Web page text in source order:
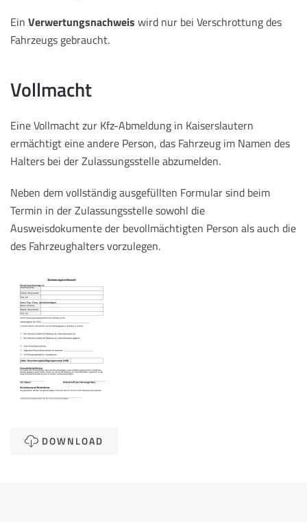
Ein Verwertungsnachweis wird nur bei Verschrottung des
Fahrzeugs gebraucht.
Vollmacht
Eine Vollmacht zur Kfz-Abmeldung in Kaiserslautern
ermächtigt eine andere Person, das Fahrzeug im Namen des
Halters bei der Zulassungsstelle abzumelden.
Neben dem vollständig ausgefüllten Formular sind beim
Termin in der Zulassungsstelle sowohl die
Ausweisdokumente der bevollmächtigten Person als auch die
des Fahrzeughalters vorzulegen.
DOWNLOAD